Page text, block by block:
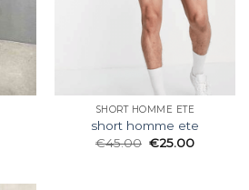
SHORT HOMME ETE
short homme ete
€45.00 €25.00